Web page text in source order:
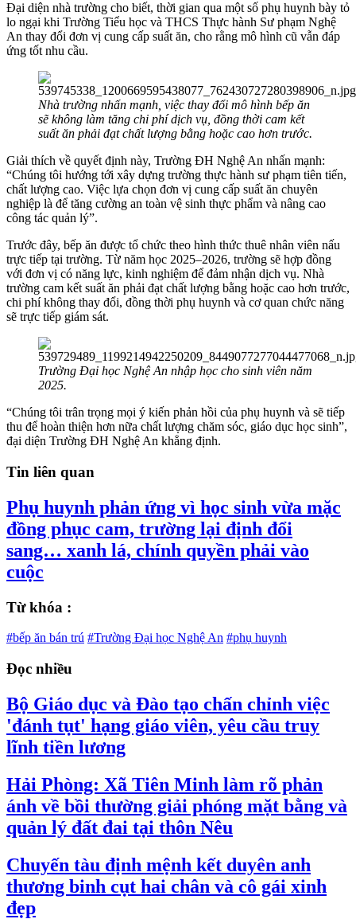
Đại diện nhà trường cho biết, thời gian qua một số phụ huynh bày tỏ
lo ngại khi Trường Tiểu học và THCS Thực hành Sư phạm Nghệ
An thay đổi đơn vị cung cấp suất ăn, cho rằng mô hình cũ vẫn đáp
ứng tốt nhu cầu.
Nhà trường nhấn mạnh, việc thay đổi mô hình bếp ăn
sẽ không làm tăng chi phí dịch vụ, đồng thời cam kết
suất ăn phải đạt chất lượng bằng hoặc cao hơn trước.
Giải thích về quyết định này, Trường ĐH Nghệ An nhấn mạnh:
“Chúng tôi hướng tới xây dựng trường thực hành sư phạm tiên tiến,
chất lượng cao. Việc lựa chọn đơn vị cung cấp suất ăn chuyên
nghiệp là để tăng cường an toàn vệ sinh thực phẩm và nâng cao
công tác quản lý”.
Trước đây, bếp ăn được tổ chức theo hình thức thuê nhân viên nấu
trực tiếp tại trường. Từ năm học 2025–2026, trường sẽ hợp đồng
với đơn vị có năng lực, kinh nghiệm để đảm nhận dịch vụ. Nhà
trường cam kết suất ăn phải đạt chất lượng bằng hoặc cao hơn trước,
chi phí không thay đổi, đồng thời phụ huynh và cơ quan chức năng
sẽ trực tiếp giám sát.
Trường Đại học Nghệ An nhập học cho sinh viên năm
2025.
“Chúng tôi trân trọng mọi ý kiến phản hồi của phụ huynh và sẽ tiếp
thu để hoàn thiện hơn nữa chất lượng chăm sóc, giáo dục học sinh”,
đại diện Trường ĐH Nghệ An khẳng định.
Tin liên quan
Phụ huynh phản ứng vì học sinh vừa mặc
đồng phục cam, trường lại định đổi
sang… xanh lá, chính quyền phải vào
cuộc
Từ khóa :
#bếp ăn bán trú #Trường Đại học Nghệ An #phụ huynh
Đọc nhiều
Bộ Giáo dục và Đào tạo chấn chỉnh việc
'đánh tụt' hạng giáo viên, yêu cầu truy
lĩnh tiền lương
Hải Phòng: Xã Tiên Minh làm rõ phản
ánh về bồi thường giải phóng mặt bằng và
quản lý đất đai tại thôn Nêu
Chuyến tàu định mệnh kết duyên anh
thương binh cụt hai chân và cô gái xinh
đẹp